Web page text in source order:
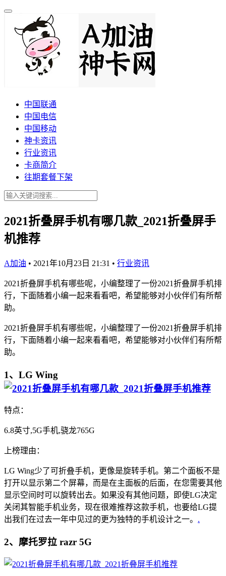
中国联通
中国电信
中国移动
神卡资讯
行业资讯
卡商简介
往期套餐下架
2021折叠屏手机有哪几款_2021折叠屏手
机推荐
A加油 • 2021年10月23日 21:31 • 行业资讯
2021折叠屏手机有哪些呢，小编整理了一份2021折叠屏手机排
行，下面随着小编一起来看看吧，希望能够对小伙伴们有所帮
助。
2021折叠屏手机有哪些呢，小编整理了一份2021折叠屏手机排
行，下面随着小编一起来看看吧，希望能够对小伙伴们有所帮
助。
1、LG Wing
特点：
6.8英寸,5G手机,骁龙765G
上榜理由：
LG Wing少了可折叠手机，更像是旋转手机。第二个面板不是
打开以显示第二个屏幕，而是在主面板的后面，在您需要其他
显示空间时可以旋转出去。如果没有其他问题，即使LG决定
关闭其智能手机业务，现在很难推荐这款手机，也要给LG提
出我们在过去一年中见过的更为独特的手机设计之一。 .
2、摩托罗拉 razr 5G